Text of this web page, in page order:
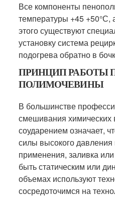
Все компоненты
температуры +45 +50°С,
этого существуют
установку система
подогрева обратно в
ПРИНЦИП РАБОТЫ
ПОЛИМОЧЕВИНЫ
В большинстве
смешивания химических
соударением означает,
силы высокого давления
применения, заливка
быть статическим или
объемах используют
сосредоточимся на